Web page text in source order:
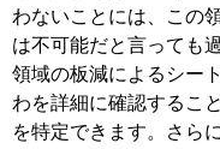
わないことには、この
は不可能だと言っても
領域の板減によるシー
わを詳細に確認するこ
を特定できます。さら